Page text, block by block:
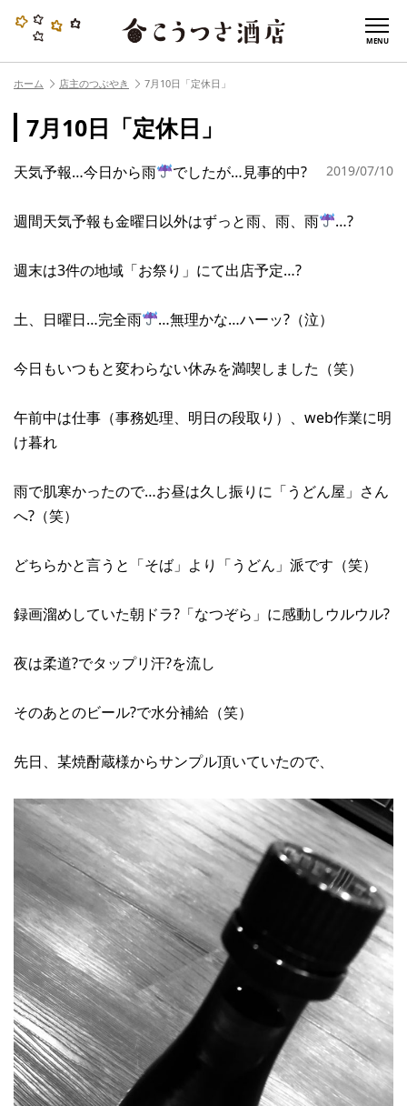
MENU
ホーム 店主のつぶやき 7月10日「定休日」
7月10日「定休日」
2019/07/10
天気予報…今日から雨 でしたが…見事的中?
週間天気予報も金曜日以外はずっと雨、雨、雨 …?
週末は3件の地域「お祭り」にて出店予定…?
土、日曜日…完全雨 …無理かな…ハーッ?（泣）
今日もいつもと変わらない休みを満喫しました（笑）
午前中は仕事（事務処理、明日の段取り）、web作業に明
け暮れ
雨で肌寒かったので…お昼は久し振りに「うどん屋」さん
へ?（笑）
どちらかと言うと「そば」より「うどん」派です（笑）
録画溜めしていた朝ドラ?「なつぞら」に感動しウルウル?
夜は柔道?でタップリ汗?を流し
そのあとのビール?で水分補給（笑）
先日、某焼酎蔵様からサンプル頂いていたので、